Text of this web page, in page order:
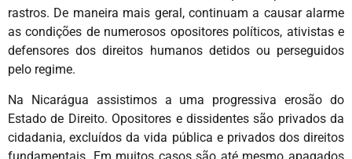
rastros. De maneira mais geral, continuam a causar alarme
as condições de numerosos opositores políticos, ativistas e
defensores dos direitos humanos detidos ou perseguidos
pelo regime.
Na Nicarágua assistimos a uma progressiva erosão do
Estado de Direito. Opositores e dissidentes são privados da
cidadania, excluídos da vida pública e privados dos direitos
fundamentais. Em muitos casos são até mesmo apagados